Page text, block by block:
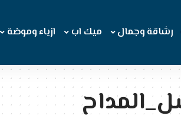
رشاقة وجمال ميك اب ازياء وموضة